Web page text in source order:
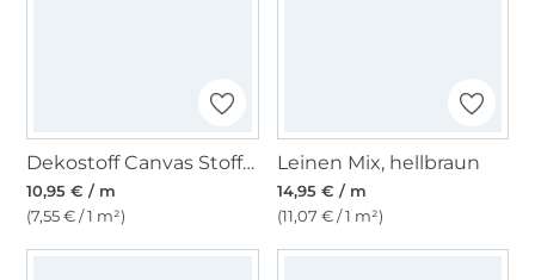
Dekostoff Canvas Stoff uni weiß
10,95 € / m
(7,55 € / 1 m²)
Leinen Mix, hellbraun
14,95 € / m
(11,07 € / 1 m²)